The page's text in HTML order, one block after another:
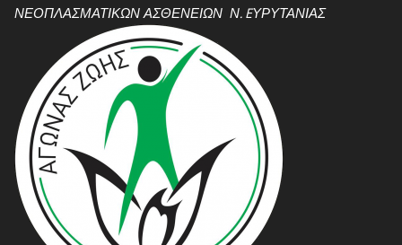
ΝΕΟΠΛΑΣΜΑΤΙΚΩΝ ΑΣΘΕΝΕΙΩΝ Ν. EΥΡΥΤΑΝΙΑΣ